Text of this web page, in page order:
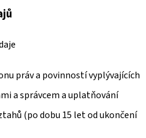
práv a povinností vyplývajících
a správcem a uplatňování
(po dobu 15 let od ukončení